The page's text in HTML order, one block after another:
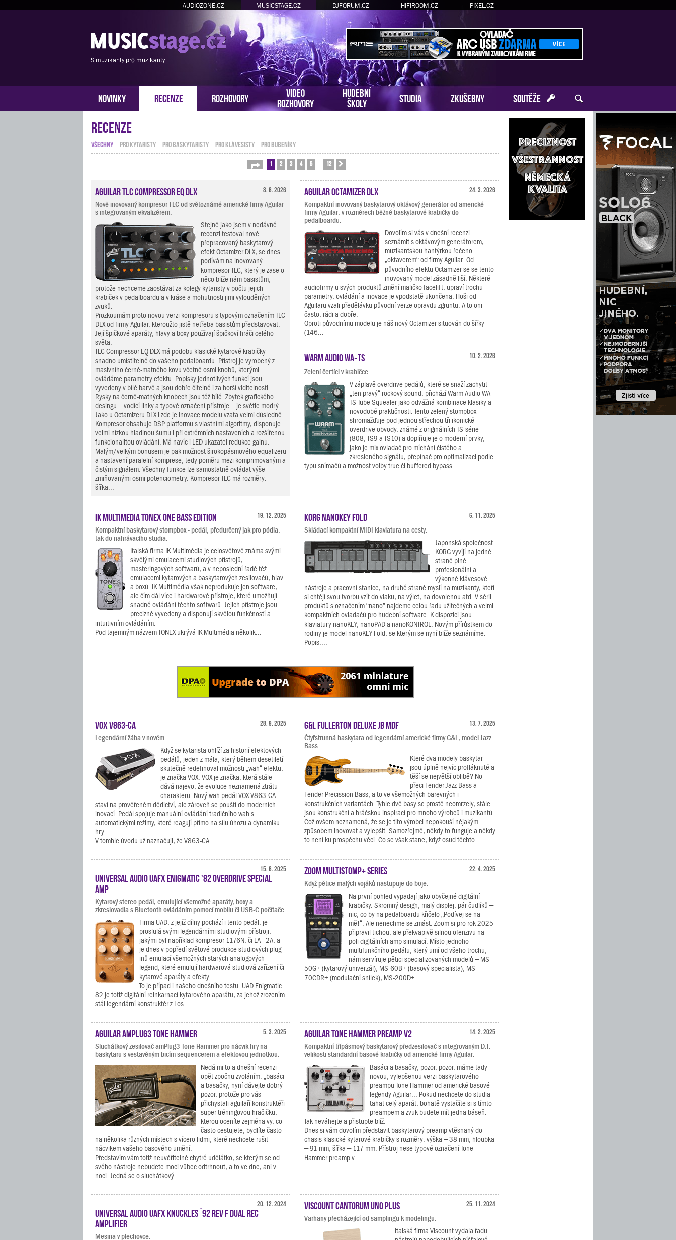
AUDIOZONE.CZ MUSICSTAGE.CZ DJFORUM.CZ HIFIROOM.CZ PIXEL.CZ
S muzikanty pro muzikanty
NOVINKY RECENZE ROZHOVORY
VIDEO
ROZHOVORY
HUDEBNÍ
ŠKOLY
STUDIA ZKUŠEBNY SOUTĚŽE
Recenze
VŠECHNY PRO KYTARISTY PRO BASKYTARISTY PRO KLÁVESISTY PRO BUBENÍKY
Stránka 1z 12
1 2 3 4 5 12
8. 6. 2026
Aguilar TLC Compressor EQ DLX
Nově inovovaný kompresor TLC od světoznámé americké firmy Aguilar
s integrovaným ekvalizérem.
Stejně jako jsem v nedávné
recenzi testoval nově
přepracovaný baskytarový
efekt Octamizer DLX, se dnes
podívám na inovovaný
kompresor TLC, který je zase o
něco blíže nám basistům,
protože nechceme zaostávat za kolegy kytaristy v počtu jejich
krabiček v pedalboardu a v kráse a mohutnosti jimi vylouděných
zvuků.
Prozkoumám proto novou verzi kompresoru s typovým označením TLC
DLX od firmy Aguilar, kteroužto jistě netřeba basistům představovat.
Její špičkové aparáty, hlavy a boxy používají špičkoví hráči celého
světa.
TLC Compressor EQ DLX má podobu klasické kytarové krabičky
snadno umístitelné do vašeho pedalboardu. Přístroj je vyrobený z
masivního černě-matného kovu včetně osmi knobů, kterými
ovládáme parametry efektu. Popisky jednotlivých funkcí jsou
vyvedeny v bílé barvě a jsou dobře čitelné i za horší viditelnosti.
Rysky na černě-matných knobech jsou též bílé. Zbytek grafického
desingu – vodící linky a typové označení přístroje – je světle modrý.
Jako u Octamizeru DLX i zde je inovace modelu vzata velmi důsledně.
Kompresor obsahuje DSP platformu s vlastními algoritmy, disponuje
velmi nízkou hladinou šumu i při extrémních nastaveních a rozšířenou
funkcionalitou ovládání. Má navíc i LED ukazatel redukce gainu.
Malým/velkým bonusem je pak možnost širokopásmového equalizeru
a nastavení paralelní komprese, tedy poměru mezi komprimovaným a
čistým signálem. Všechny funkce lze samostatně ovládat výše
zmiňovanými osmi potenciometry. Kompresor TLC má rozměry:
šířka...
24. 3. 2026
Aguilar Octamizer DLX
Kompaktní inovovaný baskytarový oktávový generátor od americké
firmy Aguilar, v rozměrech běžné baskytarové krabičky do
pedalboardu.
Dovolím si vás v dnešní recenzi
seznámit s oktávovým generátorem,
muzikantskou hantýrkou řečeno –
„oktaverem“ od firmy Aguilar. Od
původního efektu Octamizer se se tento
inovovaný model zásadně liší. Některé
audiofirmy u svých produktů změní maličko facelift, upraví trochu
parametry, ovládání a inovace je vpodstatě ukončena. Hoši od
Aguilaru vzali předělávku původní verze opravdu zgruntu. A to oni
často, rádi a dobře.
Oproti původnímu modelu je náš nový Octamizer situován do šířky
(146...
10. 2. 2026
Warm Audio WA‑TS
Zelení čertíci v krabičce.
V záplavě overdrive pedálů, které se snaží zachytit
„ten pravý“ rockový sound, přichází Warm Audio WA-
TS Tube Squealer jako odvážná kombinace klasiky a
novodobé praktičnosti. Tento zelený stompbox
shromažďuje pod jednou střechou tři ikonické
overdrive obvody, známé z originálních TS-série
(808, TS9 a TS10) a doplňuje je o moderní prvky,
jako je mix ovladač pro míchání čistého a
zkresleného signálu, přepínač pro optimalizaci podle
typu snímačů a možnost volby true či buffered bypass....
19. 12. 2025
IK Multimedia TONEX ONE Bass Edition
Kompaktní baskytarový stompbox - pedál, předurčený jak pro pódia,
tak do nahrávacího studia.
Italská firma IK Multimédia je celosvětově známa svými
skvělými emulacemi studiových přístrojů,
masteringových softwarů, a v neposlední řadě též
emulacemi kytarových a baskytarových zesilovačů, hlav
a boxů. IK Multimédia však neprodukuje jen software,
ale čím dál více i hardwarové přístroje, které umožňují
snadné ovládání těchto softwarů. Jejich přístroje jsou
precizně vyvedeny a disponují skvělou funkčností a
intuitivním ovládáním.
Pod tajemným názvem TONEX ukrývá IK Multimédia několik...
6. 11. 2025
KORG nanoKEY Fold
Skládací kompaktní MIDI klaviatura na cesty.
Japonská společnost
KORG vyvíjí na jedné
straně plně
profesionální a
výkonné klávesové
nástroje a pracovní stanice, na druhé straně myslí na muzikanty, kteří
si chtějí svou tvorbu vzít do vlaku, na výlet, na dovolenou atd. V sérii
produktů s označením “nano” najdeme celou řadu užitečných a velmi
kompaktních ovladačů pro hudební software. K dispozici jsou
klaviatury nanoKEY, nanoPAD a nanoKONTROL. Novým přírůstkem do
rodiny je model nanoKEY Fold, se kterým se nyní blíže seznámíme.
Popis....
28. 9. 2025
VOX V863-CA
Legendární žába v novém.
Když se kytarista ohlíží za historií efektových
pedálů, jeden z mála, který během desetiletí
skutečně redefinoval možnosti „wah“ efektu,
je značka VOX. VOX je značka, která stále
dává najevo, že evoluce neznamená ztrátu
charakteru. Nový wah pedál VOX V863-CA
staví na prověřeném dědictví, ale zároveň se pouští do moderních
inovací. Pedál spojuje manuální ovládání tradičního wah s
automatickými režimy, které reagují přímo na sílu úhozu a dynamiku
hry.
V tomhle úvodu už naznačuji, že V863-CA...
13. 7. 2025
G&L Fullerton Deluxe JB MDF
Čtyřstrunná baskytara od legendární americké firmy G&L, model Jazz
Bass.
Které dva modely baskytar
jsou úplně nejvíc profláknuté a
těší se největší oblibě? No
přeci Fender Jazz Bass a
Fender Precission Bass, a to ve všemožných barevných i
konstrukčních variantách. Tyhle dvě basy se prostě neomrzely, stále
jsou konstrukční a hráčskou inspirací pro mnoho výrobců i muzikantů.
Což ovšem neznamená, že se je tito výrobci nepokouší nějakým
způsobem inovovat a vylepšit. Samozřejmě, někdy to funguje a někdy
to není ku prospěchu věci. Co se však stane, když osud těchto...
15. 6. 2025
Universal Audio UAFX Enigmatic '82 Overdrive Special
Amp
Kytarový stereo pedál, emulující všemožné aparáty, boxy a
zkreslovadla s Bluetooth ovládáním pomocí mobilu či USB-C počítače.
Firma UAD, z jejíž dílny pochází i tento pedál, je
proslulá svými legendárními studiovými přístroji,
jakými byl například kompresor 1176N, či LA - 2A, a
je dnes v popředí světové produkce studiových plug-
inů emulací všemožných starých analogových
legend, které emulují hardwarová studiová zařízení či
kytarové aparáty a efekty.
To je případ i našeho dnešního testu. UAD Enigmatic
82 je totiž digitální reinkarnací kytarového aparátu, za jehož zrozením
stál legendární konstruktér z Los...
22. 4. 2025
Zoom MultiStomp+ Series
Když pětice malých vojáků nastupuje do boje.
Na první pohled vypadají jako obyčejné digitální
krabičky. Skromný design, malý displej, pár čudlíků –
nic, co by na pedalboardu křičelo „Podívej se na
mě!“. Ale nenechme se zmást. Zoom si pro rok 2025
připravil tichou, ale překvapivě silnou ofenzivu na
poli digitálních amp simulací. Místo jednoho
multifunkčního pedálu, který umí od všeho trochu,
nám servíruje pětici specializovaných modelů – MS-
50G+ (kytarový univerzál), MS-60B+ (basový specialista), MS-
70CDR+ (modulační snílek), MS-200D+...
5. 3. 2025
Aguilar amPlug3 Tone Hammer
Sluchátkový zesilovač amPlug3 Tone Hammer pro nácvik hry na
baskytaru s vestavěným bicím sequencerem a efektovou jednotkou.
Nedá mi to a dnešní recenzi
opět zpočnu zvoláním: „basáci
a basačky, nyní dávejte dobrý
pozor, protože pro vás
přichystali aguilaří konstruktéři
super tréningovou hračičku,
kterou oceníte zejména vy, co
často cestujete, bydlíte často
na několika různých místech s vícero lidmi, které nechcete rušit
nácvikem vašeho basového umění.
Představím vám totiž neuvěřitelně chytré udělátko, se kterým se od
svého nástroje nebudete moci vůbec odtrhnout, a to ve dne, ani v
noci. Jedná se o sluchátkový...
14. 2. 2025
Aguilar Tone Hammer Preamp V2
Kompaktní třípásmový baskytarový předzesilovač s integrovaným D.I.
velikosti standardní basové krabičky od americké firmy Aguilar.
Basáci a basačky, pozor, pozor, máme tady
novou, vylepšenou verzi baskytarového
preampu Tone Hammer od americké basové
legendy Aguilar... Pokud nechcete do studia
tahat celý aparát, bohatě vystačíte si s tímto
preampem a zvuk budete mít jedna báseň.
Tak neváhejte a přistupte blíž.
Dnes si vám dovolím představit baskytarový preamp vtěsnaný do
chasis klasické kytarové krabičky s rozměry: výška – 38 mm, hloubka
– 91 mm, šířka – 117 mm. Přístroj nese typové označení Tone
Hammer preamp v....
20. 12. 2024
Universal Audio UAFX Knuckles ´92 Rev F Dual Rec
Amplifier
Mesina v plechovce.
25. 11. 2024
Viscount Cantorum Uno Plus
Varhany přecházející od samplingu k modelingu.
Italská firma Viscount vydala řadu